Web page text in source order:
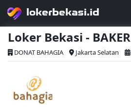
lokerbekasi.id
Loker Bekasi - BAKER
DONAT BAHAGIA Jakarta Selatan